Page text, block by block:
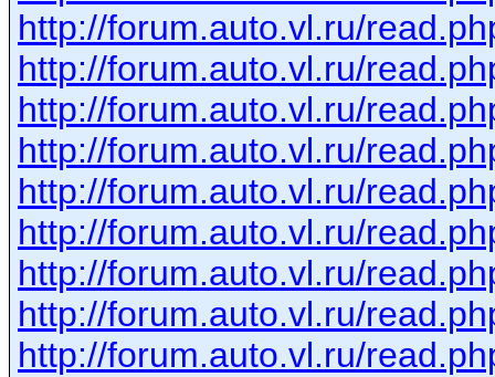
http://forum.auto.vl.ru/
http://forum.auto.vl.ru/
http://forum.auto.vl.ru/
http://forum.auto.vl.ru/
http://forum.auto.vl.ru/
http://forum.auto.vl.ru/
http://forum.auto.vl.ru/
http://forum.auto.vl.ru/
http://forum.auto.vl.ru/